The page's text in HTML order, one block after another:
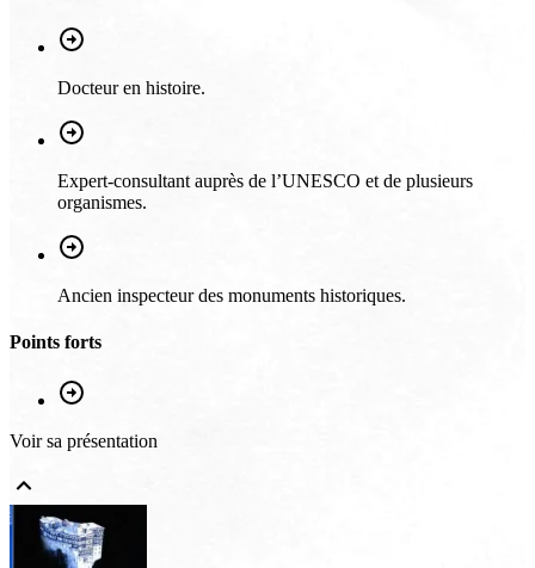
Docteur en histoire.
Expert-consultant auprès de l’UNESCO et de plusieurs
organismes.
Ancien inspecteur des monuments historiques.
Points forts
Voir sa présentation